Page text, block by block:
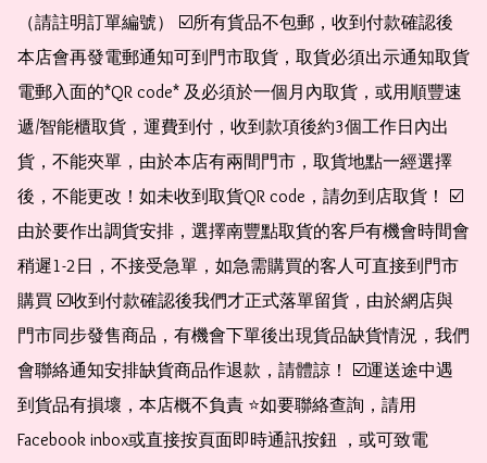
（請註明訂單編號） ☑️所有貨品不包郵，收到付款確認後
本店會再發電郵通知可到門市取貨，取貨必須出示通知取貨
電郵入面的*QR code* 及必須於一個月內取貨，或用順豐速
遞/智能櫃取貨，運費到付，收到款項後約3個工作日內出
貨，不能夾單，由於本店有兩間門市，取貨地點一經選擇
後，不能更改！如未收到取貨QR code，請勿到店取貨！ ☑️
由於要作出調貨安排，選擇南豐點取貨的客戶有機會時間會
稍遲1-2日，不接受急單，如急需購買的客人可直接到門市
購買 ☑️收到付款確認後我們才正式落單留貨，由於網店與
門市同步發售商品，有機會下單後出現貨品缺貨情況，我們
會聯絡通知安排缺貨商品作退款，請體諒！ ☑️運送途中遇
到貨品有損壞，本店概不負責 ⭐️如要聯絡查詢，請用
Facebook inbox或直接按頁面即時通訊按鈕 ，或可致電